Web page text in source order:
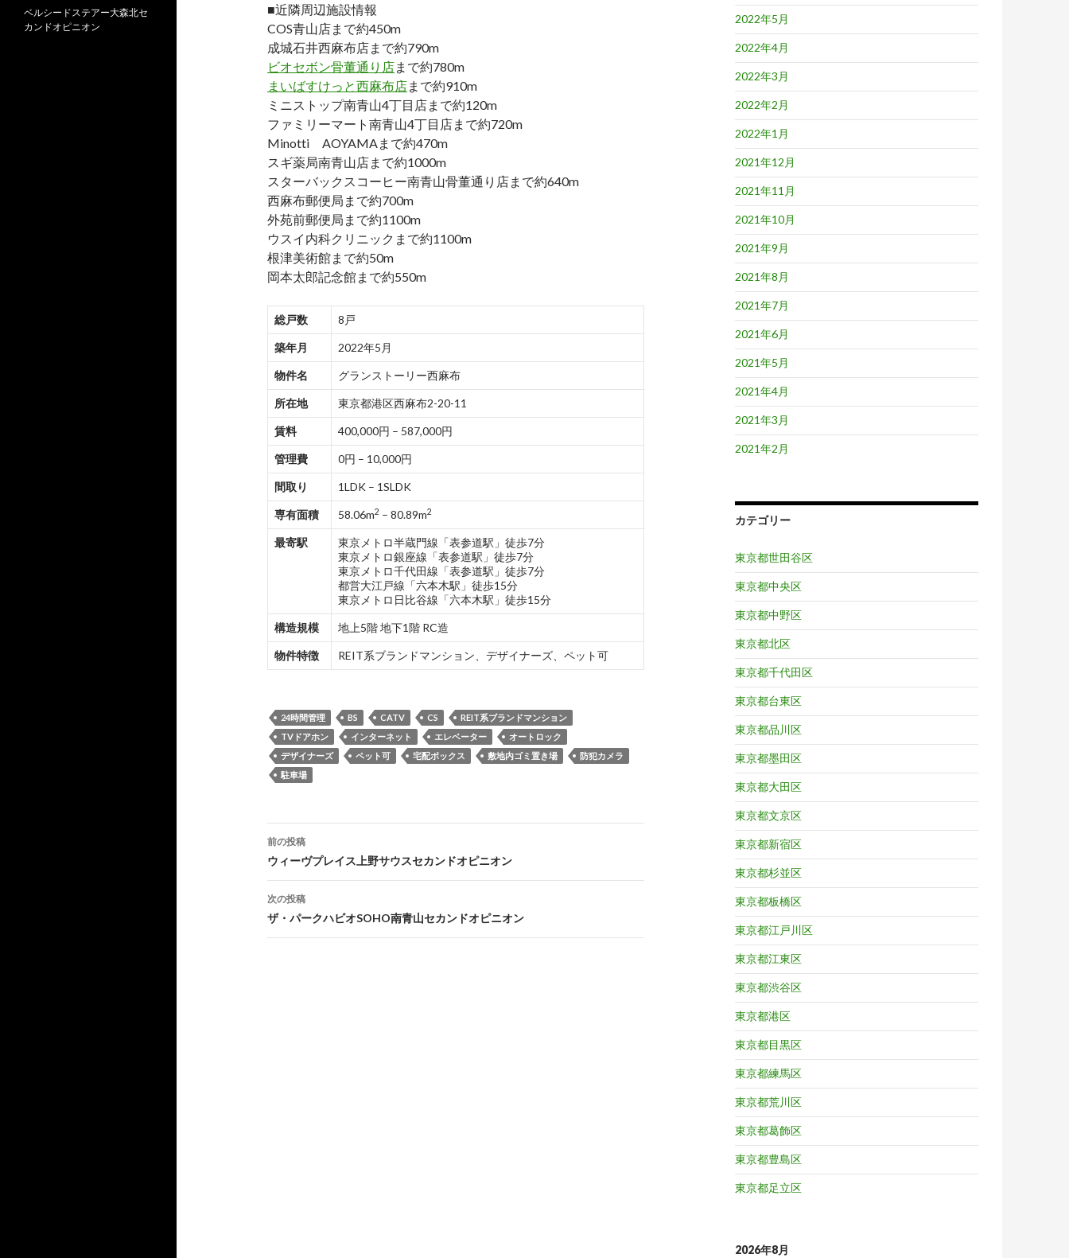
■近隣周辺施設情報
COS青山店まで約450m
成城石井西麻布店まで約790m
ビオセボン骨董通り店まで約780m
まいばすけっと西麻布店まで約910m
ミニストップ南青山4丁目店まで約120m
ファミリーマート南青山4丁目店まで約720m
Minotti AOYAMAまで約470m
スギ薬局南青山店まで約1000m
スターバックスコーヒー南青山骨董通り店まで約640m
西麻布郵便局まで約700m
外苑前郵便局まで約1100m
ウスイ内科クリニックまで約1100m
根津美術館まで約50m
岡本太郎記念館まで約550m
総戸数 8戸
築年月 2022年5月
物件名 グランストーリー西麻布
所在地 東京都港区西麻布2-20-11
賃料 400,000円 – 587,000円
管理費 0円 – 10,000円
間取り 1LDK – 1SLDK
専有面積 58.06m2 – 80.89m2
最寄駅
東京メトロ半蔵門線「表参道駅」徒歩7分
東京メトロ銀座線「表参道駅」徒歩7分
東京メトロ千代田線「表参道駅」徒歩7分
都営大江戸線「六本木駅」徒歩15分
東京メトロ日比谷線「六本木駅」徒歩15分
構造規模 地上5階 地下1階 RC造
物件特徴 REIT系ブランドマンション、デザイナーズ、ペット可
24時間管理 BS CATV CS
REIT系ブランドマンション
TVドアホン
インターネット エレベーター
オートロック
デザイナーズ
ペット可 宅配ボックス 敷地内ゴミ置き場
防犯カメラ
駐車場
投
稿
ナ
ビ
ゲ
前の投稿
ウィーヴプレイス上野サウスセカンドオピニオン
次の投稿
ザ・パークハビオSOHO南青山セカンドオピニオン
2022年5月
2022年4月
2022年3月
2022年2月
2022年1月
2021年12月
2021年11月
2021年10月
2021年9月
2021年8月
2021年7月
2021年6月
2021年5月
2021年4月
2021年3月
2021年2月
カテゴリー
東京都世田谷区
東京都中央区
東京都中野区
東京都北区
東京都千代田区
東京都台東区
東京都品川区
東京都墨田区
東京都大田区
東京都文京区
東京都新宿区
東京都杉並区
東京都板橋区
東京都江戸川区
東京都江東区
東京都渋谷区
東京都港区
東京都目黒区
東京都練馬区
東京都荒川区
東京都葛飾区
東京都豊島区
東京都足立区
2026年8月
ベルシードステアー大森北セ
カンドオピニオン